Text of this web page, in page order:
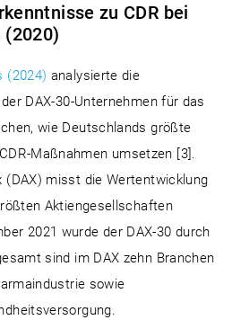
zu CDR bei
(2020)
(2024) analysierte die
DAX-30-Unternehmen für das
wie Deutschlands größte
Maßnahmen umsetzen [3].
(DAX) misst die Wertentwicklung
Aktiengesellschaften
2021 wurde der DAX-30 durch
sind im DAX zehn Branchen
sowie